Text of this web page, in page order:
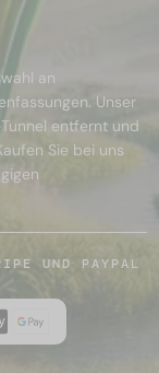
an
Unser
entfernt und
Sie bei uns
UND PAYPAL